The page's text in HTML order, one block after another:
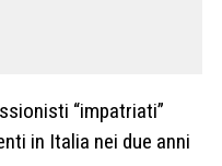
“impatriati”
in Italia nei due anni